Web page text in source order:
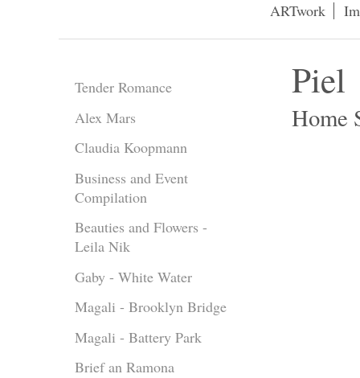
ARTwork
Piel
Home
Tender Romance
Alex Mars
Claudia Koopmann
Business and Event
Compilation
Beauties and Flowers -
Leila Nik
Gaby - White Water
Magali - Brooklyn Bridge
Magali - Battery Park
Brief an Ramona